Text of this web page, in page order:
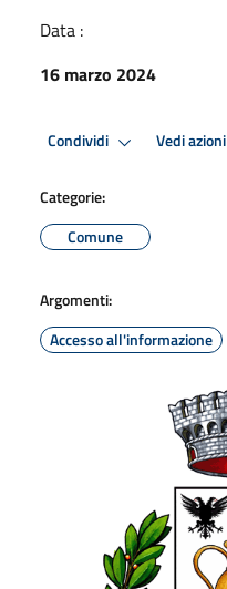
Data :
16 marzo 2024
Condividi Vedi azioni
Categorie:
Comune
Argomenti:
Accesso all'informazione